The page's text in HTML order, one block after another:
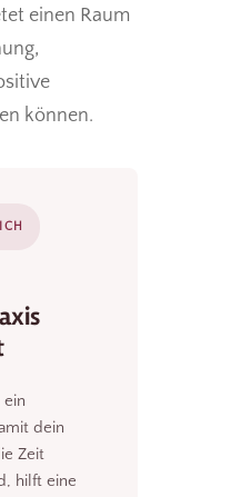
einen Raum
können.
ein
dein
Zeit
hilft eine